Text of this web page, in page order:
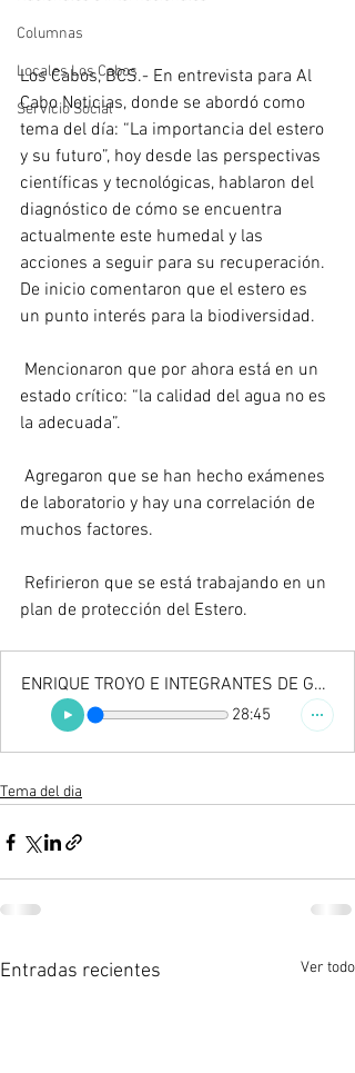
Columnas
Locales Los Cabos
Servicio Social
Los Cabos, BCS.- En entrevista para Al
Cabo Noticias, donde se abordó como
tema del día: “La importancia del estero
y su futuro”, hoy desde las perspectivas
científicas y tecnológicas, hablaron del
diagnóstico de cómo se encuentra
actualmente este humedal y las
acciones a seguir para su recuperación.
De inicio comentaron que el estero es
un punto interés para la biodiversidad.
estado crítico: “la calidad del agua no es
la adecuada”.
de laboratorio y hay una correlación de
muchos factores.
plan de protección del Estero.
ENRIQUE TROYO E INTEGRANTES DE GUARDIANES DEL ESTERO
28:45
Tema del dia
Entradas recientes Ver todo